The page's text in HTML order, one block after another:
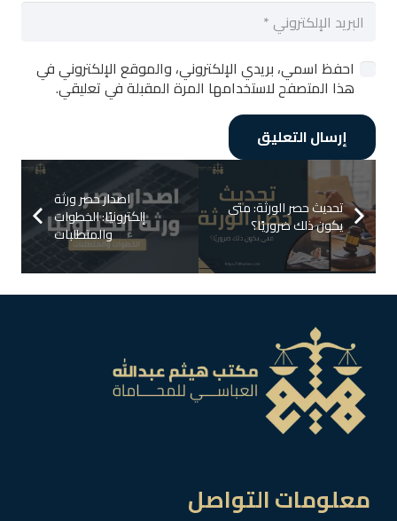
احفظ اسمي، بريدي الإلكتروني، والموقع الإلكتروني في
هذا المتصفح لاستخدامها المرة المقبلة في تعليقي.
إرسال التعليق
اصدار حصر ورثة
إلكترونيًا: الخطوات
والمتطلبات
تحديث حصر الورثة: متى
يكون ذلك ضروريًا؟
معلومات التواصل